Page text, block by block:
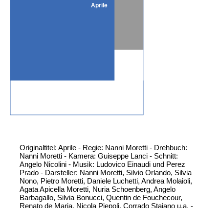
Aprile
Originaltitel: Aprile - Regie: Nanni Moretti - Drehbuch:
Nanni Moretti - Kamera: Guiseppe Lanci - Schnitt:
Angelo Nicolini - Musik: Ludovico Einaudi und Perez
Prado - Darsteller: Nanni Moretti, Silvio Orlando, Silvia
Nono, Pietro Moretti, Daniele Luchetti, Andrea Molaioli,
Agata Apicella Moretti, Nuria Schoenberg, Angelo
Barbagallo, Silvia Bonucci, Quentin de Fouchecour,
Renato de Maria, Nicola Piepoli, Corrado Stajano u.a. -